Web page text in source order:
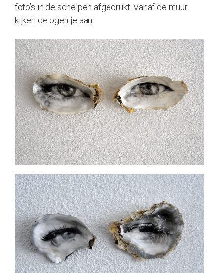
foto’s in de schelpen afgedrukt. Vanaf de muur
kijken de ogen je aan.